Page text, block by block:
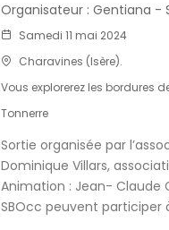
Organisateur : Gentiana -
Samedi 11 mai 2024
Charavines (Isère).
Vous explorerez les bordures
Tonnerre
Sortie organisée par
Dominique Villars,
Animation : Jean- Claude
SBOcc peuvent participer